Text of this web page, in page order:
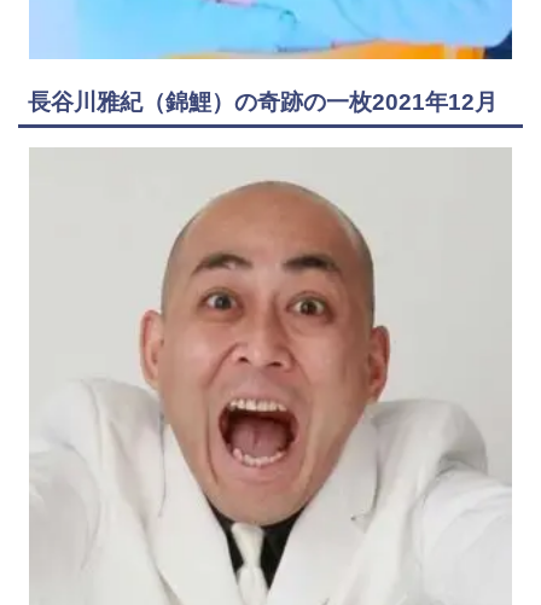
長谷川雅紀（錦鯉）の奇跡の一枚2021年12月